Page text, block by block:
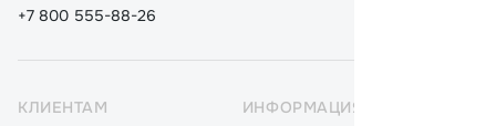
+7 800 555-88-26
КЛИЕНТАМ
ИНФОРМАЦИЯ